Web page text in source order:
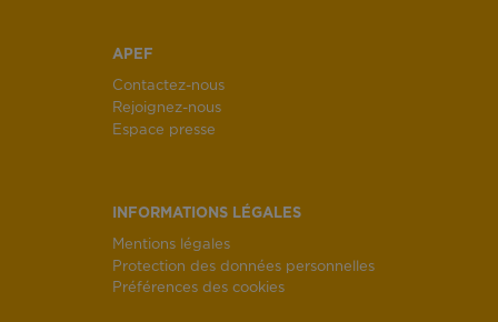
APEF
Contactez-nous
Rejoignez-nous
Espace presse
INFORMATIONS LÉGALES
Mentions légales
Protection des données personnelles
Préférences des cookies